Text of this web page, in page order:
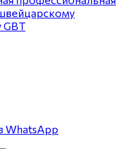
GBT
WhatsApp